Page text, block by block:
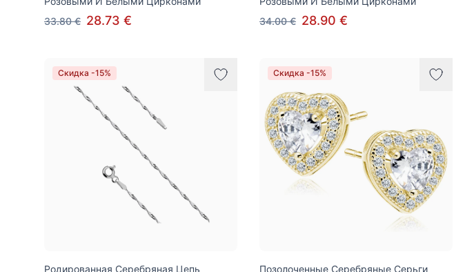
33.80 € 28.73 €
34.00 € 28.90 €
Скидка -15%
Родированная Серебряная Цепь
Скидка -15%
Позолоченные Серебряные Серьги